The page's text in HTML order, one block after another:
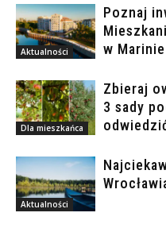
Aktualności
Poznaj
w
Dla mieszkańca
Zbieraj
3 sady
Aktualności